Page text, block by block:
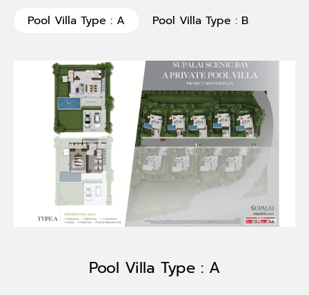
Pool Villa Type : A Pool Villa Type : B
Pool Villa Type : A